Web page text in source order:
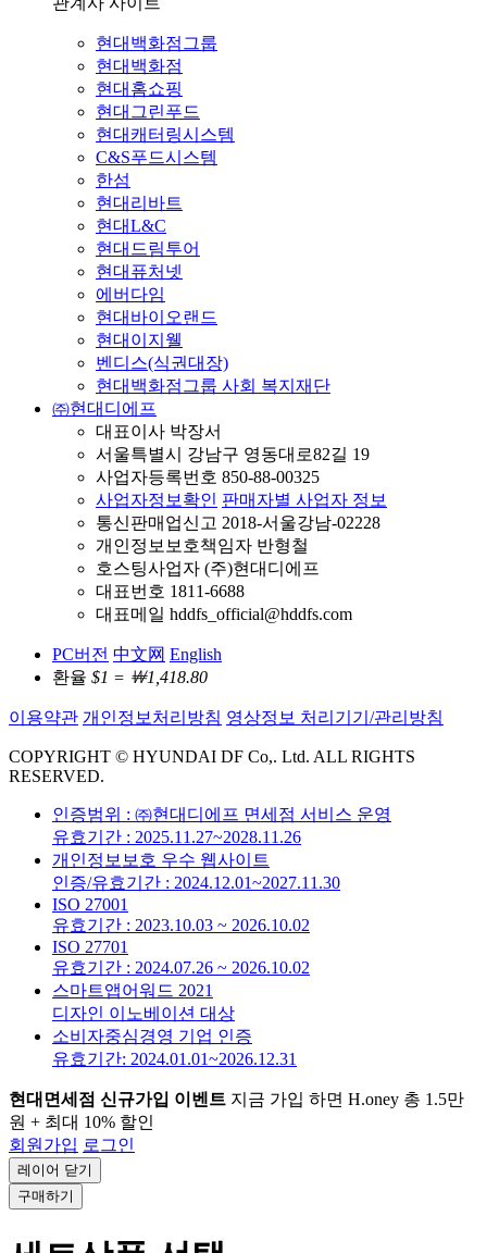
현대백화점그룹
현대백화점
현대홈쇼핑
현대그린푸드
현대캐터링시스템
C&S푸드시스템
한섬
현대리바트
현대L&C
현대드림투어
현대퓨처넷
에버다임
현대바이오랜드
현대이지웰
벤디스(식권대장)
현대백화점그룹 사회 복지재단
㈜현대디에프
대표이사 박장서
서울특별시 강남구 영동대로82길 19
사업자등록번호 850-88-00325
사업자정보확인 판매자별 사업자 정보
통신판매업신고 2018-서울강남-02228
개인정보보호책임자 반형철
호스팅사업자 (주)현대디에프
대표번호 1811-6688
대표메일 hddfs_official@hddfs.com
PC버전 中文网 English
환율 $1 = ￦1,418.80
이용약관 개인정보처리방침 영상정보 처리기기/관리방침
COPYRIGHT © HYUNDAI DF Co,. Ltd. ALL RIGHTS
RESERVED.
인증범위 : ㈜현대디에프 면세점 서비스 운영
유효기간 : 2025.11.27~2028.11.26
개인정보보호 우수 웹사이트
인증/유효기간 : 2024.12.01~2027.11.30
ISO 27001
유효기간 : 2023.10.03 ~ 2026.10.02
ISO 27701
유효기간 : 2024.07.26 ~ 2026.10.02
스마트앱어워드 2021
디자인 이노베이션 대상
소비자중심경영 기업 인증
유효기간: 2024.01.01~2026.12.31
현대면세점 신규가입 이벤트 지금 가입 하면 H.oney 총 1.5만
원 + 최대 10% 할인
회원가입 로그인
레이어 닫기
구매하기